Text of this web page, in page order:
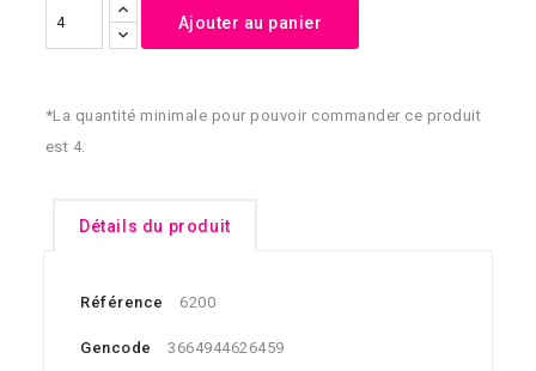
Ajouter au panier
*La quantité minimale pour pouvoir commander ce produit
est 4.
Détails du produit
Référence 6200
Gencode 3664944626459